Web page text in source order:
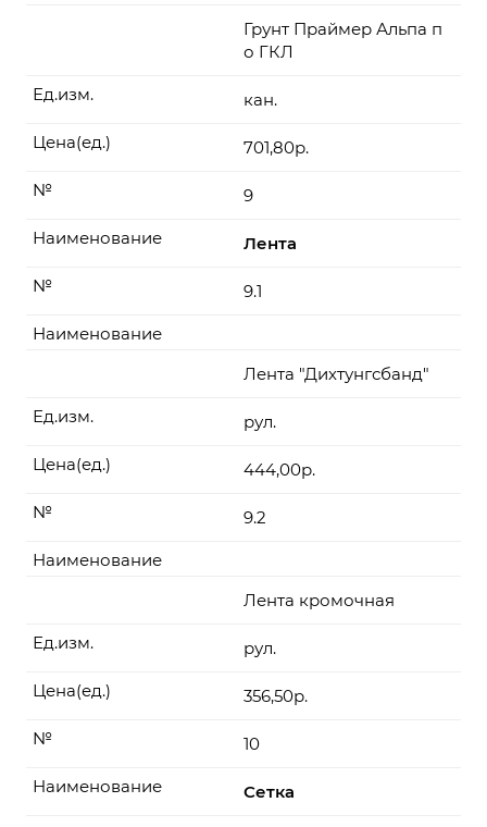
Грунт Праймер Альпа п
о ГКЛ
кан.
Ед.изм.
701,80р.
Цена(ед.)
9
№
Лента
Наименование
9.1
№
Наименование
Лента "Дихтунгсбанд"
рул.
Ед.изм.
444,00р.
Цена(ед.)
9.2
№
Наименование
Лента кромочная
рул.
Ед.изм.
356,50р.
Цена(ед.)
10
№
Сетка
Наименование